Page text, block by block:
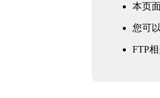
本页
您可
FTP